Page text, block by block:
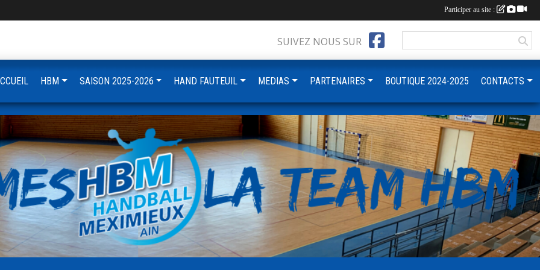
SUIVEZ NOUS SUR
HBM SAISON 2025-2026 HAND FAUTEUIL MEDIAS PARTENAIRES BOUTIQUE 2024-2025 CONTACTS
Participer au site :